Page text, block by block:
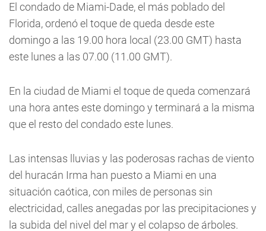
El condado de Miami-Dade, el más poblado del
Florida, ordenó el toque de queda desde este
domingo a las 19.00 hora local (23.00 GMT) hasta
este lunes a las 07.00 (11.00 GMT).
En la ciudad de Miami el toque de queda comenzará
una hora antes este domingo y terminará a la misma
que el resto del condado este lunes.
Las intensas lluvias y las poderosas rachas de viento
del huracán Irma han puesto a Miami en una
situación caótica, con miles de personas sin
electricidad, calles anegadas por las precipitaciones y
la subida del nivel del mar y el colapso de árboles.